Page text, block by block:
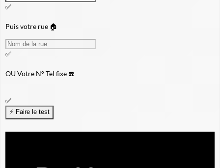
✅
Puis votre rue 🏠
✅
OUVotre N° Tel fixe ☎️
✅